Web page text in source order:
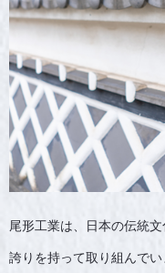
尾形工業は、日本の伝統
誇りを持って取り組んでい